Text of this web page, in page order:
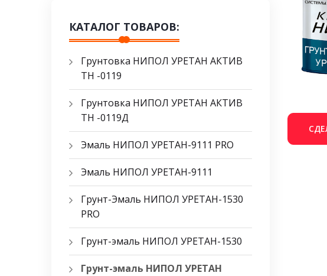
КАТАЛОГ ТОВАРОВ:
Грунтовка НИПОЛ УРЕТАН АКТИВ
ТН -0119
Грунтовка НИПОЛ УРЕТАН АКТИВ
ТН -0119Д
Эмаль НИПОЛ УРЕТАН-9111 PRO
Эмаль НИПОЛ УРЕТАН-9111
Грунт-Эмаль НИПОЛ УРЕТАН-1530
PRO
Грунт-эмаль НИПОЛ УРЕТАН-1530
Грунт-эмаль НИПОЛ УРЕТАН